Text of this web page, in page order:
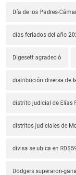
Día de los Padres-
días feriados del año
Digesett agradeció
distribución diversa de
distrito judicial de Elías
distritos judiciales de
divisa se ubica en
Dodgers superaron-